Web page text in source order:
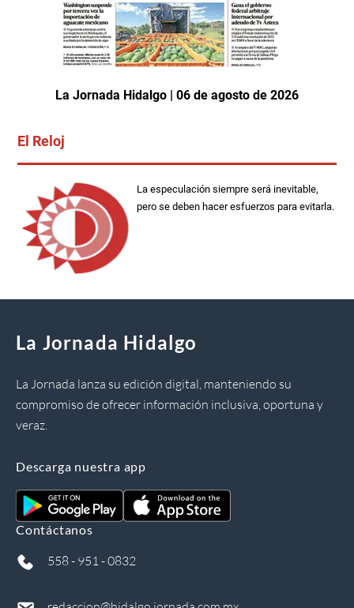
La Jornada Hidalgo | 06 de agosto de 2026
El Reloj
La especulación siempre será inevitable,
pero se deben hacer esfuerzos para evitarla.
La Jornada Hidalgo
La Jornada lanza su edición digital, manteniendo su
compromiso de ofrecer información inclusiva, oportuna y
veraz.
Descarga nuestra app
Contáctanos
558 - 951 - 0832